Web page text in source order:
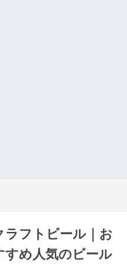
ラフトビール｜お
すめ人気のビール